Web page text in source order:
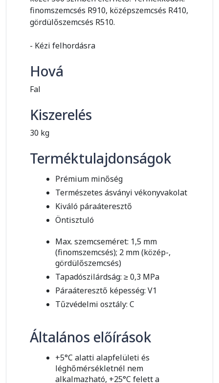
finomszemcsés R910, középszemcsés R410,
gördülőszemcsés R510.
- Kézi felhordásra
Hová
Fal
Kiszerelés
30 kg
Terméktulajdonságok
Prémium minőség
Természetes ásványi vékonyvakolat
Kiváló páraáteresztő
Öntisztuló
Max. szemcseméret: 1,5 mm
(finomszemcsés); 2 mm (közép-,
gördülőszemcsés)
Tapadószilárdság: ≥ 0,3 MPa
Páraáteresztő képesség: V1
Tűzvédelmi osztály: C
Általános előírások
+5°C alatti alapfelületi és
léghőmérsékletnél nem
alkalmazható, +25°C felett a